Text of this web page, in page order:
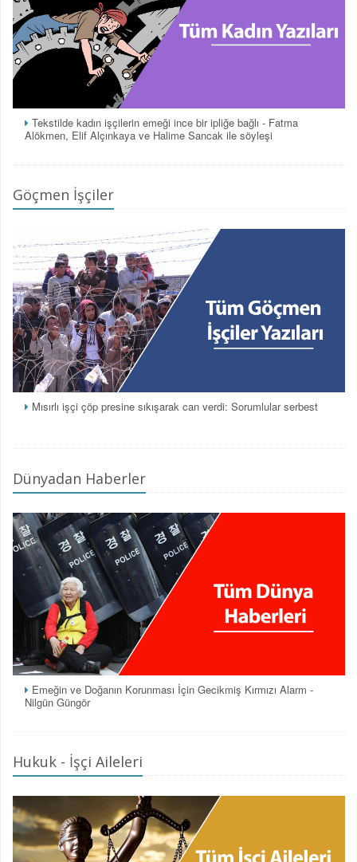
Tekstilde kadın işçilerin emeği ince bir ipliğe bağlı - Fatma
Alökmen, Elif Alçınkaya ve Halime Sancak ile söyleşi
Göçmen İşçiler
Mısırlı işçi çöp presine sıkışarak can verdi: Sorumlular serbest
Dünyadan Haberler
Emeğin ve Doğanın Korunması İçin Gecikmiş Kırmızı Alarm -
Nilgün Güngör
Hukuk - İşçi Aileleri